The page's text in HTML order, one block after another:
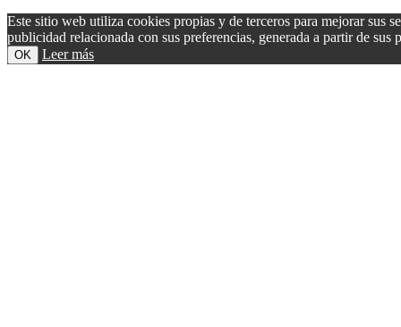
Este sitio web utiliza cookies propias y de terceros para mejorar sus
publicidad relacionada con sus preferencias, generada a partir de
OK Leer más